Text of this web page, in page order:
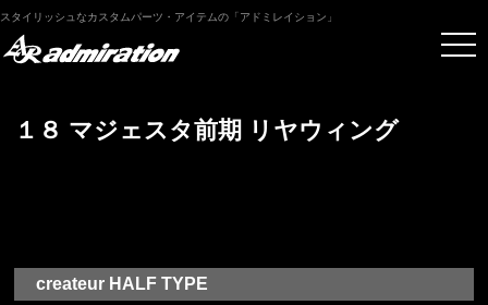
スタイリッシュなカスタムパーツ・アイテムの「アドミレイション」
１８ マジェスタ前期 リヤウィング
createur HALF TYPE